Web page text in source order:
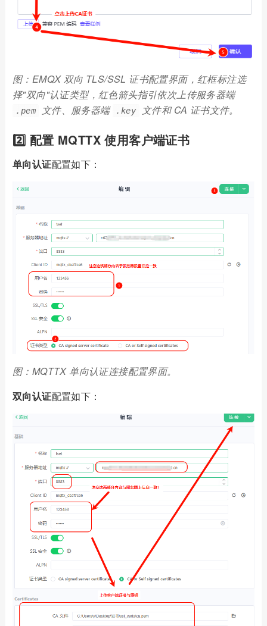
图：EMQX 双向 TLS/SSL 证书配置界面，红框标注选
择"双向"认证类型，红色箭头指引依次上传服务器端
.pem 文件、服务器端 .key 文件和 CA 证书文件。
2️⃣ 配置 MQTTX 使用客户端证书
单向认证配置如下：
图：MQTTX 单向认证连接配置界面。
双向认证配置如下：